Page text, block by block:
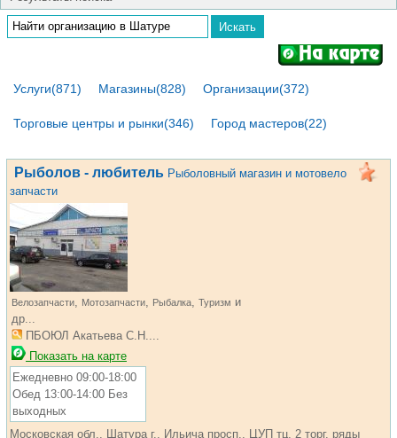
Услуги(871) Магазины(828) Организации(372)
Торговые центры и рынки(346) Город мастеров(22)
Рыболов - любитель Рыболовный магазин и мотовело
запчасти
Велозапчасти, Мотозапчасти, Рыбалка, Туризм и
др...
ПБОЮЛ Акатьева С.Н....
Показать на карте
Ежедневно 09:00-18:00
Обед 13:00-14:00 Без
выходных
Московская обл., Шатура г., Ильича просп., ЦУП тц, 2 торг. ряды